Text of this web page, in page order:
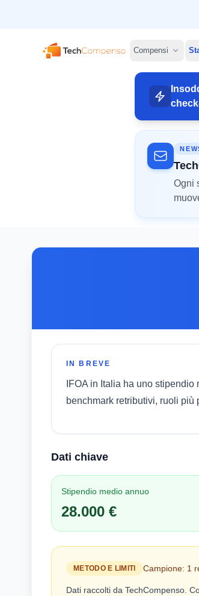
TechCompenso
Compensi
Ogni
IN BREVE
IFOA in Italia ha uno
benchmark retributivi, ruoli
Dati chiave
Stipendio medio annuo
28.000 €
METODO E LIMITI Campione: 1
Dati raccolti da TechCompenso.